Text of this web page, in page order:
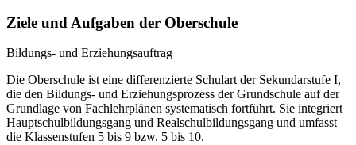
Ziele und Aufgaben der Oberschule
Bildungs- und Erziehungsauftrag
Die Oberschule ist eine differenzierte Schulart der Sekundarstufe I,
die den Bildungs- und Erziehungsprozess der Grundschule auf der
Grundlage von Fachlehrplänen systematisch fortführt. Sie integriert
Hauptschulbildungsgang und Realschulbildungsgang und umfasst
die Klassenstufen 5 bis 9 bzw. 5 bis 10.